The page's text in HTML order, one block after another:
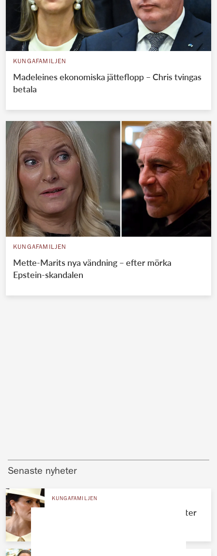
KUNGAFAMILJEN
Madeleines ekonomiska jätteflopp – Chris tvingas
betala
KUNGAFAMILJEN
Mette-Marits nya vändning – efter mörka
Epstein-skandalen
Senaste nyheter
KUNGAFAMILJEN
Stora förändringen för Victoria – efter